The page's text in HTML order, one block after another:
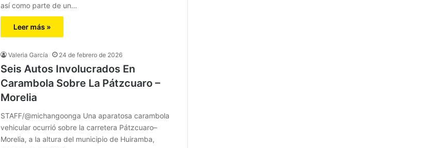
así como parte de un…
Leer más »
Valeria García 24 de febrero de 2026
Seis Autos Involucrados En
Carambola Sobre La Pátzcuaro –
Morelia
STAFF/@michangoonga Una aparatosa carambola
vehicular ocurrió sobre la carretera Pátzcuaro–
Morelia, a la altura del municipio de Huiramba,